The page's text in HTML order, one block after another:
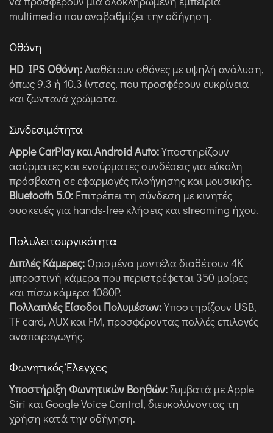
multimedia που αναβαθμίζει την οδήγηση.
Οθόνη
HD IPS Οθόνη:Διαθέτουν οθόνες με υψηλή ανάλυση,
όπως 9.3 ή 10.3 ίντσες, που προσφέρουν ευκρίνεια
και ζωντανά χρώματα.
Συνδεσιμότητα
Apple CarPlay και Android Auto:Υποστηρίζουν
ασύρματες και ενσύρματες συνδέσεις για εύκολη
πρόσβαση σε εφαρμογές πλοήγησης και μουσικής.
Bluetooth 5.0: Επιτρέπει τη σύνδεση με κινητές
συσκευές για hands-free κλήσεις και streaming ήχου.
Πολυλειτουργικότητα
Διπλές Κάμερες: Ορισμένα μοντέλα διαθέτουν 4K
μπροστινή κάμερα που περιστρέφεται 350 μοίρες
και πίσω κάμερα 1080P.
Πολλαπλές Είσοδοι Πολυμέσων:Υποστηρίζουν USB,
TF card, AUX και FM, προσφέροντας πολλές επιλογές
αναπαραγωγής.
Φωνητικός Έλεγχος
Υποστήριξη Φωνητικών Βοηθών:Συμβατά με Apple
Siri και Google Voice Control, διευκολύνοντας τη
χρήση κατά την οδήγηση.